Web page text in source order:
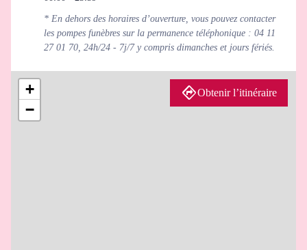
* En dehors des horaires d’ouverture, vous pouvez contacter
les pompes funèbres sur la permanence téléphonique : 04 11
27 01 70, 24h/24 - 7j/7 y compris dimanches et jours fériés.
+
−
Obtenir l’itinéraire